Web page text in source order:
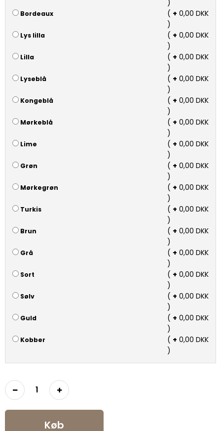
)
Bordeaux ( + 0,00 DKK
)
Lys lilla ( + 0,00 DKK
)
Lilla ( + 0,00 DKK
)
Lyseblå ( + 0,00 DKK
)
Kongeblå ( + 0,00 DKK
)
Mørkeblå ( + 0,00 DKK
)
Lime ( + 0,00 DKK
)
Grøn ( + 0,00 DKK
)
Mørkegrøn ( + 0,00 DKK
)
Turkis ( + 0,00 DKK
)
Brun ( + 0,00 DKK
)
Grå ( + 0,00 DKK
)
Sort ( + 0,00 DKK
)
Sølv ( + 0,00 DKK
)
Guld ( + 0,00 DKK
)
Kobber ( + 0,00 DKK
)
Køb